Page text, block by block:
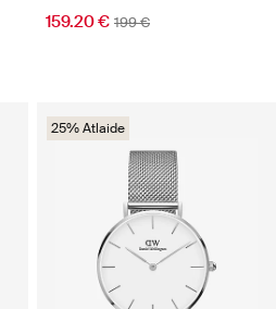
159.20 € 199 €
25% Atlaide